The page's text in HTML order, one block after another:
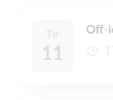
Tir
11
Off-